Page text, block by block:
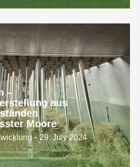
–
aus
Moore
29. July 2024